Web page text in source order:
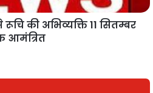
की अभिव्यक्ति 11 सितम्बर
आमंत्रित